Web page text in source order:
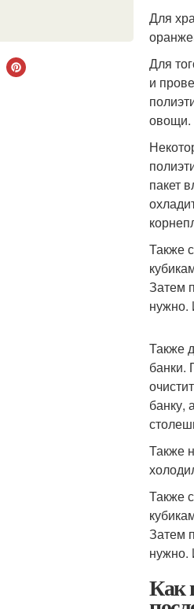
Для
Для
и
овощи.
пакет
Также
Затем
нужно.
Также
банки.
банку,
Также
Также
Затем
нужно.
Как